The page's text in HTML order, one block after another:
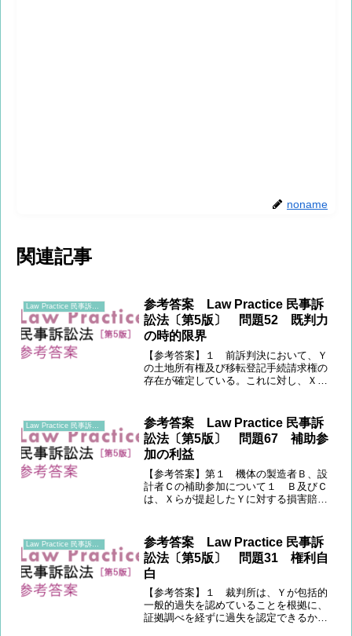
noname
関連記事
Law Practice 民事訴訟法 〔第5版〕
参考答案 Law Practice 民事訴
訟法〔第5版〕 問題52 既判力
の時的限界
【参考答案】１ 前訴判決において、Ｙ
の土地所有権及び移転登記手続請求権の
存在が確定している。これに対し、Ｘは
に基づき、基準時後に取消権を行使し
て、所有権移転登記の抹消を...
参考答案 Law Practice 民事訴
訟法〔第5版〕 問題67 補助参
加の利益
【参考答案】第１ 機体の製造者Ｂ、設
計者Ｃの補助参加について１ Ｂ及びＣ
は、Ｘらが提起したＹに対する損害賠償
条)をすることができるか。「訴訟の結
果について利害関...
参考答案 Law Practice 民事訴
訟法〔第5版〕 問題31 権利自
白
【参考答案】１ 裁判所は、Ｙが包括的
一般的過失を認めていることを根拠に、
証拠調べを経ずに過失を認定できるか。